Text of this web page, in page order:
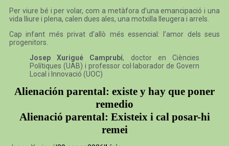
Per viure bé i per volar, com a metàfora d’una emancipació i una
vida lliure i plena, calen dues ales, una motxilla lleugera i arrels.
Cap infant més privat d’allò més essencial: l’amor dels seus
progenitors.
Josep Xurigué Camprubí, doctor en Ciències
Polítiques (UAB) i professor col·laborador de Govern
Local i Innovació (UOC)
Alienación parental: existe y hay que poner
remedio
Alienació parental: Existeix i cal posar-hi
remei